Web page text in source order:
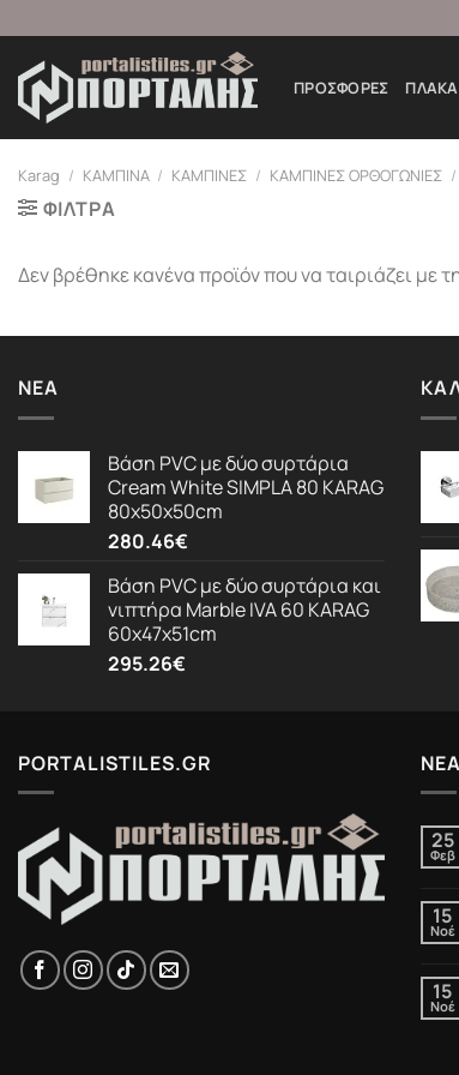
στο
περιεχόμενο
ΠΡΟΣΦΟΡΈΣ
Karag / ΚΑΜΠΙΝΑ / ΚΑΜΠΙΝΕΣ / ΚΑΜΠΙΝΕΣ ΟΡΘΟΓΩΝΙΕΣ /
ΦΙΛΤΡΑ
Δεν βρέθηκε κανένα προϊόν που να ταιριάζει με
ΝΈΑ
Βάση PVC με δύο συρτάρια
Cream White SIMPLA 80 KARAG
80x50x50cm
280.46€
Βάση PVC με δύο συρτάρια και
νιπτήρα Marble IVA 60 KARAG
60x47x51cm
295.26€
PORTALISTILES.GR
25
Φεβ
15
Νοέ
15
Νοέ